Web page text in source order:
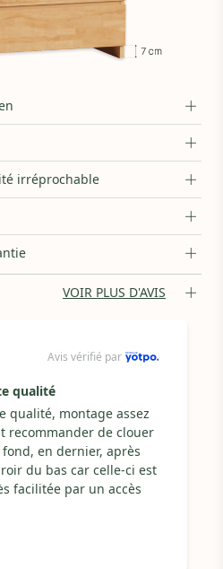
A base d'eau pour la version
la version foncée
chiffon humide en utilisant des
noir ou le savoir de Marseille.
France atteste de la provenance
durablement
producteurs avec des pratiques
certifiées PEFC.
100% française
a entièrement été conçue en
à moins de 100 km de
provient le bois.
irréprochable
VOIR PLUS D'AVIS
Avis vérifié par
qualité
qualité, montage assez
recommander de clouer
en dernier, après
du bas car celle-ci est
facilitée par un accès